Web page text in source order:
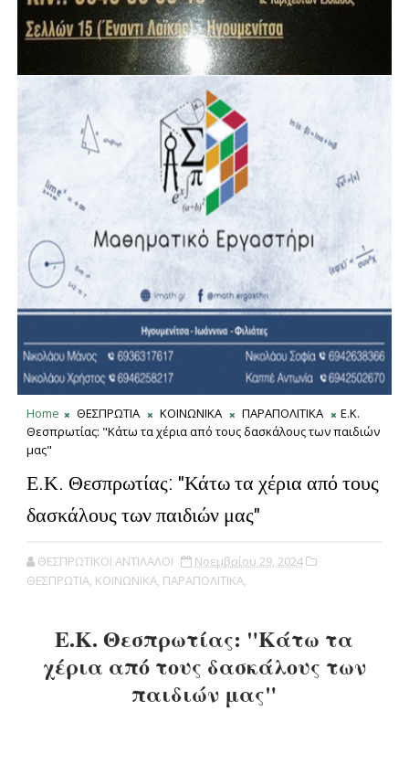
Home ΘΕΣΠΡΩΤΙΑ ΚΟΙΝΩΝΙΚΑ ΠΑΡΑΠΟΛΙΤΙΚΑ
Ε.Κ.
Θεσπρωτίας: "Κάτω τα χέρια από τους δασκάλους των παιδιών
μας"
Ε.Κ. Θεσπρωτίας: "Κάτω τα χέρια από τους
δασκάλους των παιδιών μας"
ΘΕΣΠΡΩΤΙΚΟΙ ΑΝΤΙΛΑΛΟΙ
Νοεμβρίου 29, 2024
ΘΕΣΠΡΩΤΙΑ, ΚΟΙΝΩΝΙΚΑ, ΠΑΡΑΠΟΛΙΤΙΚΑ,
Ε.Κ. Θεσπρωτίας: "Κάτω τα
χέρια από τους δασκάλους των
παιδιών μας"